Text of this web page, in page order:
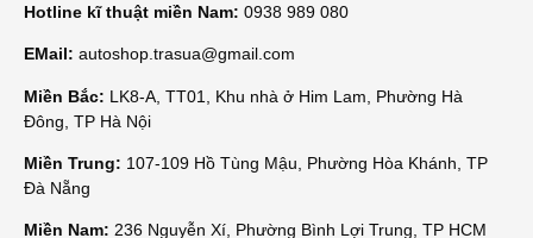
Hotline kĩ thuật miền Nam: 0938 989 080
EMail: autoshop.trasua@gmail.com
Miền Bắc: LK8-A, TT01, Khu nhà ở Him Lam, Phường Hà
Đông, TP Hà Nội
Miền Trung: 107-109 Hồ Tùng Mậu, Phường Hòa Khánh, TP
Đà Nẵng
Miền Nam: 236 Nguyễn Xí, Phường Bình Lợi Trung, TP HCM